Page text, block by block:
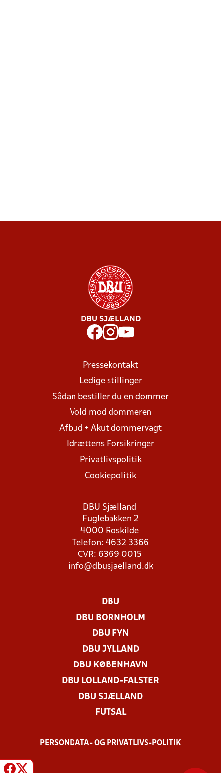
DBU SJÆLLAND
Pressekontakt
Ledige stillinger
Sådan bestiller du en dommer
Vold mod dommeren
Afbud + Akut dommervagt
Idrættens Forsikringer
Privatlivspolitik
Cookiepolitik
DBU Sjælland
Fuglebakken 2
4000 Roskilde
Telefon: 4632 3366
CVR: 6369 0015
info@dbusjaelland.dk
DBU
DBU BORNHOLM
DBU FYN
DBU JYLLAND
DBU KØBENHAVN
DBU LOLLAND-FALSTER
DBU SJÆLLAND
FUTSAL
PERSONDATA- OG PRIVATLIVS-POLITIK